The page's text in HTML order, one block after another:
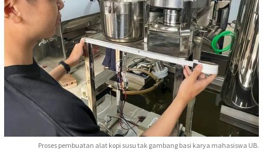
Proses pembuatan alat kopi susu tak gambang basi karya mahasiswa UB.